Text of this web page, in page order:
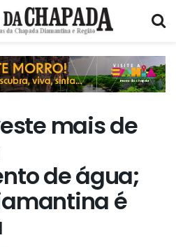
mais de
de água;
é